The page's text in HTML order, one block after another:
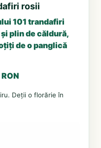
rosii
101 trandafiri
plin de căldură,
de o panglică
Deții o florărie în